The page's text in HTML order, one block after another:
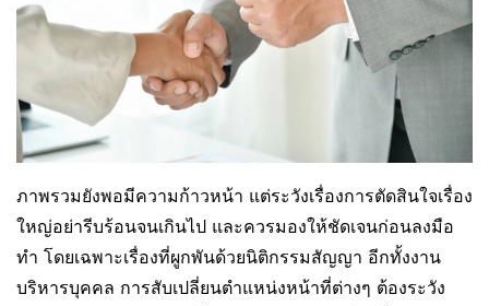
ภาพรวมยังพอมีความก้าวหน้า แต่ระวังเรื่องการตัดสินใจเรื่อง
ใหญ่อย่ารีบร้อนจนเกินไป และควรมองให้ชัดเจนก่อนลงมือ
ทำ โดยเฉพาะเรื่องที่ผูกพันด้วยนิติกรรมสัญญา อีกทั้งงาน
บริหารบุคคล การสับเปลี่ยนตำแหน่งหน้าที่ต่างๆ ต้องระวัง